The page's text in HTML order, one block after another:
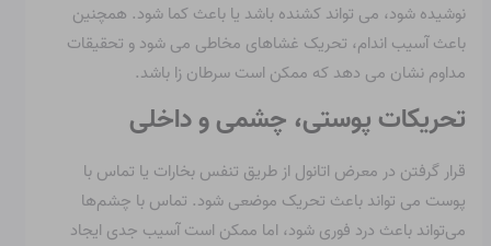
نوشیده شود، می تواند کشنده باشد یا باعث کما شود. همچنین
باعث آسیب اندام، تحریک غشاهای مخاطی می شود و تحقیقات
مداوم نشان می دهد که ممکن است سرطان زا باشد.
تحریکات پوستی، چشمی و داخلی
قرار گرفتن در معرض اتانول از طریق تنفس بخارات یا تماس با
پوست می تواند باعث تحریک موضعی شود. تماس با چشم‌ها
می‌تواند باعث درد فوری شود، اما ممکن است آسیب جدی ایجاد